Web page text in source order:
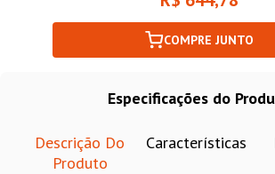
COMPRE JUNTO
Especificações do
Descrição Do
Produto
Características